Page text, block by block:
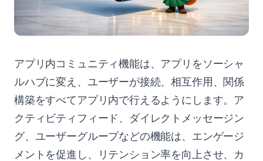
アプリ内コミュニティ機能は、アプリをソーシャ
ルハブに変え、ユーザーが接続、相互作用、関係
構築をすべてアプリ内で行えるようにします。ア
クティビティフィード、ダイレクトメッセージン
グ、ユーザーグループなどの機能は、エンゲージ
メントを促進し、リテンション率を向上させ、カ